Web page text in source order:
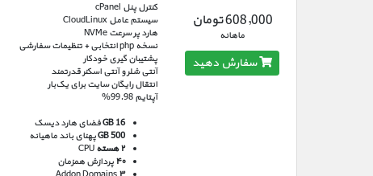
کنترل پنل cPanel
سیستم عامل CloudLinux
هارد پر سرعت NVMe
نسخه php انتخابی + تنظیمات سفارشی
پشتیبان گیری خودکار
آنتی شلر و آنتی اسکنر قدرتمند
انتقال رایگان سایت برای یک‌بار
آپتایم 99.98%
GB 16فضای هارد دیسک
500 GB
پهنای باند ماهیانه
۲ هسته
CPU
۴۰پردازش همزمان
608,000 تومان
ماهانه
سفارش دهید